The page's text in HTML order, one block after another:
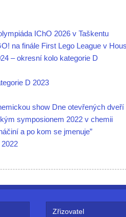
IChO 2026 v Taškentu
na finále First Lego League v
– okresní kolo kategorie D
D 2023
show Dne otevřených dveří
symposionem 2022 v chemii
a po kom se jmenuje”
Zřizovatel